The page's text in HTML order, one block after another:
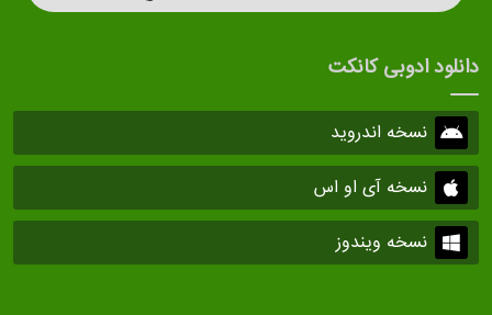
دانلود ادوبی کانکت
نسخه اندروید
نسخه آی او اس
نسخه ویندوز